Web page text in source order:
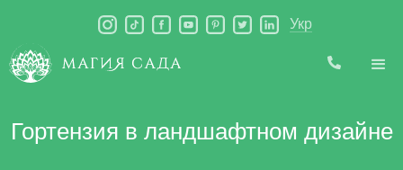
Укр
Гортензия в ландшафтном дизайне